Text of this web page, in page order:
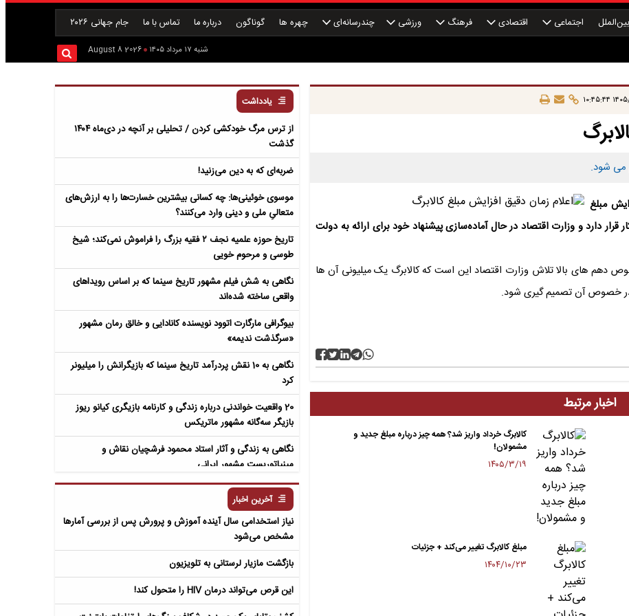
بین‌الملل اجتماعی اقتصادی فرهنگ ورزشی چندرسانه‌ای چهره ها گوناگون درباره ما تماس با ما جام جهانی ۲۰۲۶
شنبه ۱۷ مرداد ۱۴۰۵ 2026 August 8
می شود.
مبلغ
دارد و وزارت اقتصاد در حال آماده‌سازی پیشنهاد خود برای ارائه به دولت
دهم های بالا تلاش وزارت اقتصاد این است که کالابرگ یک میلیونی آن ها
در خصوص آن تصمیم گیری شود.
اخبار مرتبط
کالابرگ خرداد واریز شد؟ همه چیز درباره مبلغ جدید و
مشمولان!
۱۴۰۵/۳/۱۹
مبلغ کالابرگ تغییر می‌کند + جزئیات
۱۴۰۴/۱۰/۲۳
یادداشت
از ترس مرگ خودکشی کردن / تحلیلی بر آنچه در دی‌ماه ۱۴۰۴
گذشت
ضربه‌ای که به دین می‌زنید!
موسوی خوئینی‌ها: چه کسانی بیشترین خسارت‌ها را به ارزش‌های
متعالیِ ملی و دینی وارد می‌کنند؟
تاریخ حوزه علمیه نجف ۲ فقیه بزرگ را فراموش نمی‌کند؛ شیخ
طوسی و مرحوم خویی
نگاهی به شش فیلم مشهور تاریخ سینما که بر اساس رویداهای
واقعی ساخته شده‌اند
بیوگرافی مارگارت اتوود نویسنده کانادایی و خالق رمان مشهور
«سرگذشت ندیمه»
نگاهی به 10 نقش پردرآمد تاریخ سینما که بازیگرانش را میلیونر
کرد
20 واقعیت خواندنی درباره زندگی و کارنامه بازیگری کیانو ریوز
بازیگر سه‌گانه مشهور ماتریکس
نگاهی به زندگی و آثار استاد محمود فرشچیان نقاش و
مینیاتوریست مشهور ایرانی
نگاهی به زندگی و آثار عباس معروفی نویسنده ایرانی و خالق رمان
سمفونی مردگان
آخرین اخبار
نیاز استخدامی سال آینده آموزش و پرورش پس از بررسی آمارها
مشخص می‌شود
بازگشت مازیار لرستانی به تلویزیون
این قرص می‌تواند درمان HIV را متحول کند!